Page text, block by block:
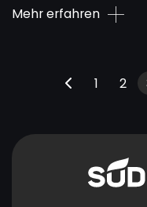
Mehr erfahren
1 2